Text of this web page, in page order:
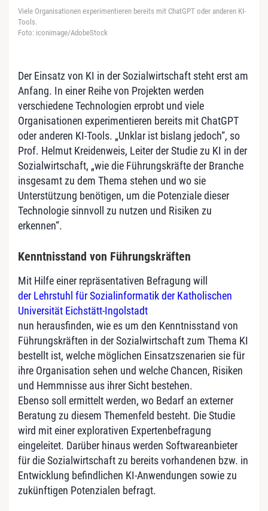
Viele Organisationen experimentieren bereits mit ChatGPT oder anderen KI-
Tools.
Foto: iconimage/AdobeStock
Der Einsatz von KI in der Sozialwirtschaft steht erst am
Anfang. In einer Reihe von Projekten werden
verschiedene Technologien erprobt und viele
Organisationen experimentieren bereits mit ChatGPT
oder anderen KI-Tools. „Unklar ist bislang jedoch“, so
Prof. Helmut Kreidenweis, Leiter der Studie zu KI in der
Sozialwirtschaft, „wie die Führungskräfte der Branche
insgesamt zu dem Thema stehen und wo sie
Unterstützung benötigen, um die Potenziale dieser
Technologie sinnvoll zu nutzen und Risiken zu
erkennen“.
Kenntnisstand von Führungskräften
Mit Hilfe einer repräsentativen Befragung will
der Lehrstuhl für Sozialinformatik der Katholischen
Universität Eichstätt-Ingolstadt
nun herausfinden, wie es um den Kenntnisstand von
Führungskräften in der Sozialwirtschaft zum Thema KI
bestellt ist, welche möglichen Einsatzszenarien sie für
ihre Organisation sehen und welche Chancen, Risiken
und Hemmnisse aus ihrer Sicht bestehen.
Ebenso soll ermittelt werden, wo Bedarf an externer
Beratung zu diesem Themenfeld besteht. Die Studie
wird mit einer explorativen Expertenbefragung
eingeleitet. Darüber hinaus werden Softwareanbieter
für die Sozialwirtschaft zu bereits vorhandenen bzw. in
Entwicklung befindlichen KI-Anwendungen sowie zu
zukünftigen Potenzialen befragt.